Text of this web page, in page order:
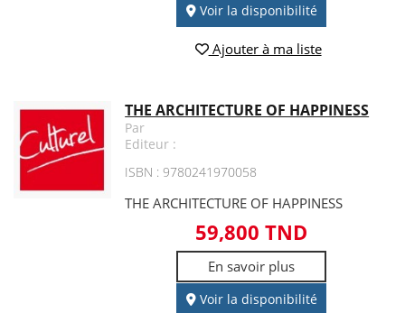
Voir la disponibilité
Ajouter à ma liste
THE ARCHITECTURE OF HAPPINESS
Par
Editeur :
ISBN : 9780241970058
THE ARCHITECTURE OF HAPPINESS
59,800 TND
En savoir plus
Voir la disponibilité